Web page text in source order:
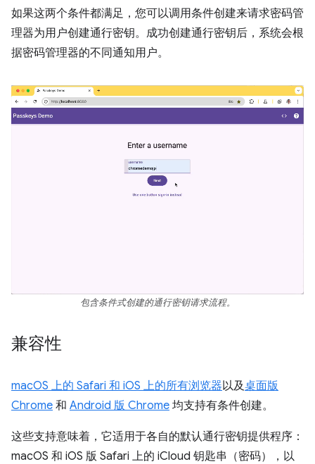
如果这两个条件都满足，您可以调用条件创建来请求密码管
理器为用户创建通行密钥。成功创建通行密钥后，系统会根
据密码管理器的不同通知用户。
包含条件式创建的通行密钥请求流程。
兼容性
macOS 上的 Safari 和 iOS 上的所有浏览器以及桌面版
Chrome 和 Android 版 Chrome 均支持有条件创建。
这些支持意味着，它适用于各自的默认通行密钥提供程序：
macOS 和 iOS 版 Safari 上的 iCloud 钥匙串（密码），以